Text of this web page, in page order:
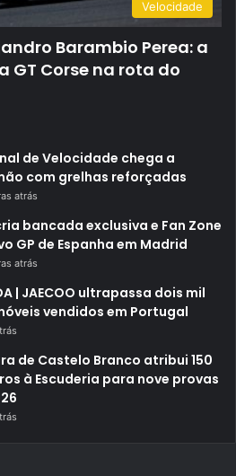
Velocidade
Barambio Perea: a
GT Corse na rota do
de Velocidade chega a
com grelhas reforçadas
atrás
bancada exclusiva e Fan Zone
GP de Espanha em Madrid
atrás
| JAECOO ultrapassa dois mil
vendidos em Portugal
de Castelo Branco atribui 150
à Escuderia para nove provas